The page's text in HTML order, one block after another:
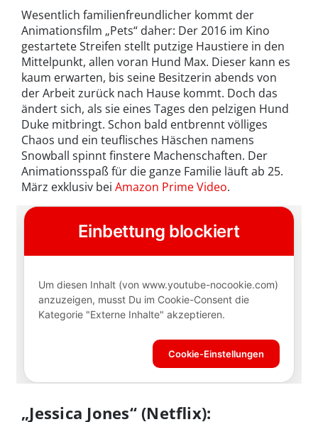
Wesentlich familienfreundlicher kommt der
Animationsfilm „Pets“ daher: Der 2016 im Kino
gestartete Streifen stellt putzige Haustiere in den
Mittelpunkt, allen voran Hund Max. Dieser kann es
kaum erwarten, bis seine Besitzerin abends von
der Arbeit zurück nach Hause kommt. Doch das
ändert sich, als sie eines Tages den pelzigen Hund
Duke mitbringt. Schon bald entbrennt völliges
Chaos und ein teuflisches Häschen namens
Snowball spinnt finstere Machenschaften. Der
Animationsspaß für die ganze Familie läuft ab 25.
März exklusiv bei Amazon Prime Video.
„Jessica Jones“ (Netflix):